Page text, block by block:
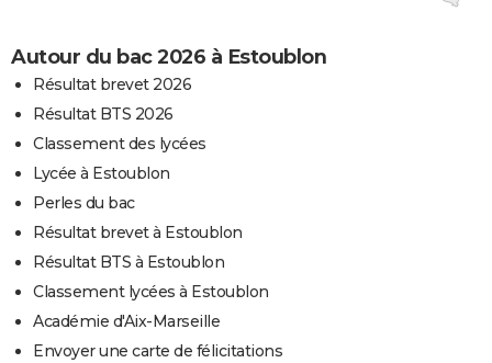
Autour du bac 2026 à Estoublon
Résultat brevet 2026
Résultat BTS 2026
Classement des lycées
Lycée à Estoublon
Perles du bac
Résultat brevet à Estoublon
Résultat BTS à Estoublon
Classement lycées à Estoublon
Académie d'Aix-Marseille
Envoyer une carte de félicitations